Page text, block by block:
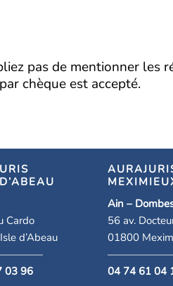
pas de mentionner les
chèque est accepté.
Cardo
d’Abeau
03 96
Ain –
56 av.
01800
04 74 61 04